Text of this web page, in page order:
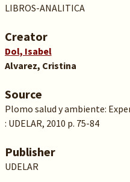
LIBROS-ANALITICA
Creator
Dol, Isabel
Alvarez, Cristina
Source
Plomo salud y ambiente:
: UDELAR, 2010 p. 75-84
Publisher
UDELAR